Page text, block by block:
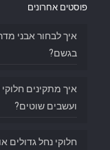
פוסטים אחרונים
איך לבחור אבני
בגשם?
איך מתקינים
ועשבים שוטים?
חלוקי נחל גדולים